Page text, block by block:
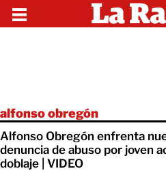
alfonso obregón
Alfonso Obregón enfrenta
denuncia de abuso por joven
doblaje | VIDEO